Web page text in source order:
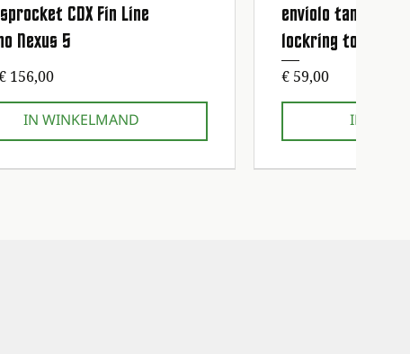
Snel overzicht
CDX Fin Line
Nexus 5
156,00
IN WINKELMAND
enviolo tandwiel
lockring tool
Prijs
€ 59,00
IN